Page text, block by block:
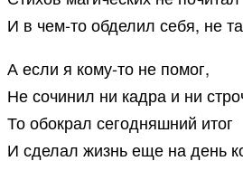
И в чем-то обделил себя, не
А если я кому-то не помог,
Не сочинил ни кадра и ни
То обокрал сегодняшний итог
И сделал жизнь еще на день